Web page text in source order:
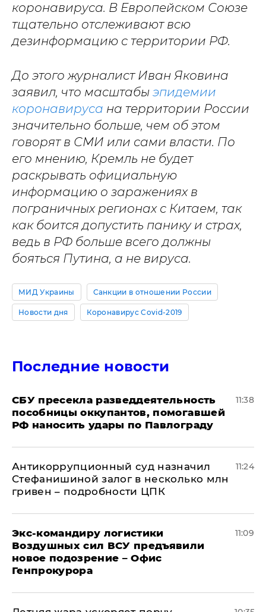
коронавируса. В Европейском Союзе
тщательно отслеживают всю
дезинформацию с территории РФ.
До этого журналист Иван Яковина
заявил, что масштабы эпидемии
коронавируса на территории России
значительно больше, чем об этом
говорят в СМИ или сами власти. По
его мнению, Кремль не будет
раскрывать официальную
информацию о заражениях в
пограничных регионах с Китаем, так
как боится допустить панику и страх,
ведь в РФ больше всего должны
бояться Путина, а не вируса.
МИД Украины Санкции в отношении России
Новости дня Коронавирус Covid-2019
Последние новости
СБУ пресекла разведдеятельность
пособницы оккупантов, помогавшей
РФ наносить удары по Павлограду
11:38
Антикоррупционный суд назначил
Стефанишиной залог в несколько млн
гривен – подробности ЦПК
11:24
Экс-командиру логистики
Воздушных сил ВСУ предъявили
новое подозрение – Офис
Генпрокурора
11:09